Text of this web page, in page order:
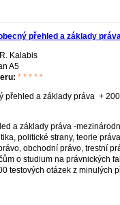
přehled a základy
Kalabis
A5
* * * * *
přehled a základy práva +
a základy práva -
politické strany, teorie
obchodní právo, trestní
o studium na právnických
testových otázek z minulých